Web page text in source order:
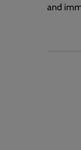
and